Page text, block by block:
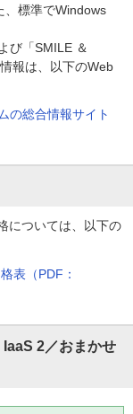
、標準でWindows
び「SMILE ＆
報は、以下のWeb
の総合情報サイト
については、以下の
表（PDF：
2／おまかせ